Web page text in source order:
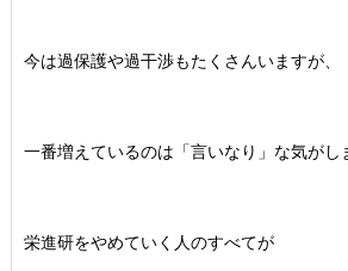
今は過保護や過干渉もたくさんいますが、
一番増えているのは「言いなり」な気がし
栄進研をやめていく人のすべてが